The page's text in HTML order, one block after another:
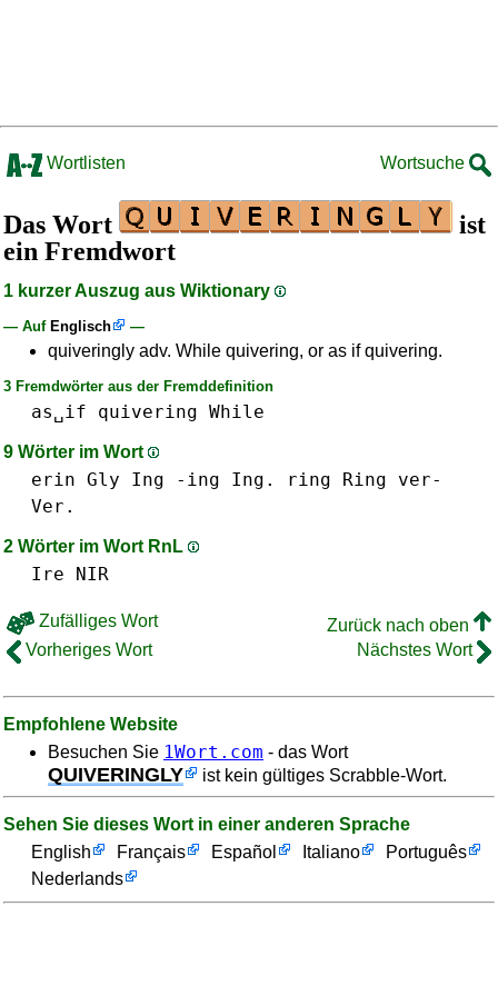
Wortlisten Wortsuche
Das Wort
ist
ein Fremdwort
1 kurzer Auszug aus Wiktionary
— Auf Englisch —
quiveringly adv. While quivering, or as if quivering.
3 Fremdwörter aus der Fremddefinition
as␣if quivering While
9 Wörter im Wort
erin Gly Ing -ing Ing. ring Ring
ver-
Ver.
2 Wörter im Wort RnL
Ire NIR
Zufälliges Wort
Zurück nach oben
Vorheriges Wort
Nächstes Wort
Empfohlene Website
Besuchen Sie 1Wort.com - das Wort
QUIVERINGLY ist kein gültiges Scrabble-Wort.
Sehen Sie dieses Wort in einer anderen Sprache
English
Français Español Italiano
Português
Nederlands